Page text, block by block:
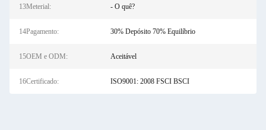
13Meterial: - O quê?
14Pagamento: 30% Depósito 70% Equilíbrio
15OEM e ODM: Aceitável
16Certificado: ISO9001: 2008 FSCI BSCI